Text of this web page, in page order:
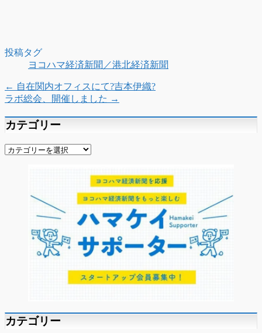
投稿タグ
ヨコハマ経済新聞／港北経済新聞
← 自在関内オフィスにて?吉本伊織?
ラボ総会、開催しました →
カテゴリー
カ
カテゴリー